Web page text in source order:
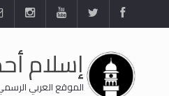
إسلام
الموقع العربي